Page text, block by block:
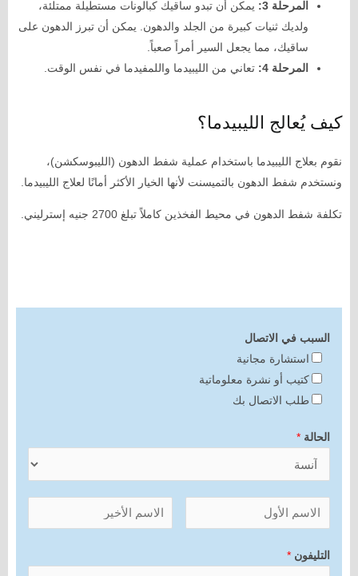
المرحلة 3:
يمكن أن تبدو ساقيك كبالونات مستطيلة ممتلئة،
ولديك ثنيات كبيرة من الجلد والدهون. يمكن أن تبرز الدهون على
ساقيك، مما يجعل السير أمراً صعباً.
المرحلة 4:
تعاني من الليبيدما واللمفيدما في نفس الوقت.
كيف يُعالج الليبيدما؟
نقوم بعلاج الليبيدما باستخدام عملية شفط الدهون (الليبوسكشن)،
ونستخدم شفط الدهون بالتميسنت لأنها الخيار الأكثر أمانًا لعلاج الليبيدما.
تكلفة شفط الدهون في محيط الفخذين كاملاً تبلغ 2700 جنيه إسترليني.
السبب في الاتصال
استشارة مجانية
كتيب أو نشرة معلوماتية
طلب الاتصال بك
الحالة *
التليفون *